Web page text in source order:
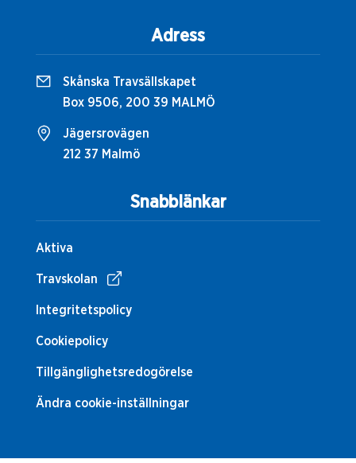
Snabblänkar
Aktiva
Travskolan
Integritetspolicy
Cookiepolicy
Tillgänglighetsredogörelse
Ändra cookie-inställningar
Adress
Skånska Travsällskapet
Box 9506, 200 39 MALMÖ
Jägersrovägen
212 37 Malmö